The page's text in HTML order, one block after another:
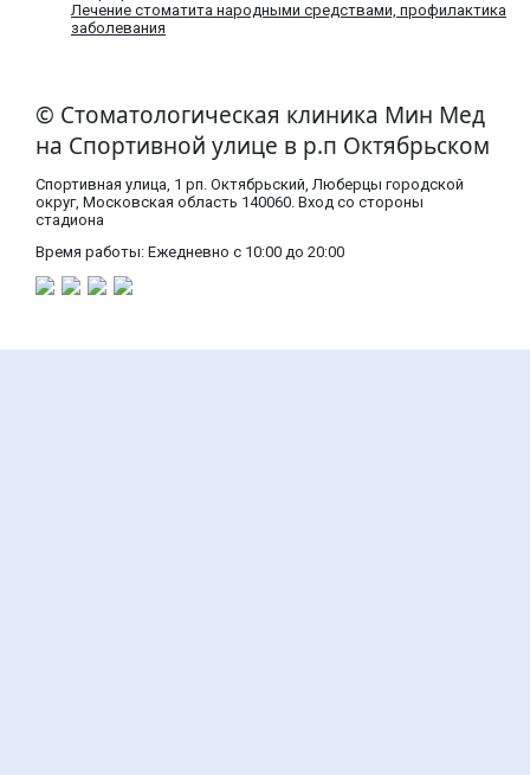
Лечение стоматита народными средствами, профилактика
заболевания
© Стоматологическая клиника Мин Мед
на Спортивной улице в р.п Октябрьском
Спортивная улица, 1 рп. Октябрьский, Люберцы городской
округ, Московская область​ 140060. Вход со стороны
стадиона
Время работы: Ежедневно с 10:00 до 20:00